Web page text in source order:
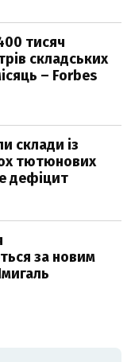
тисяч
складських
– Forbes
склади із
тютюнових
дефіцит
за новим